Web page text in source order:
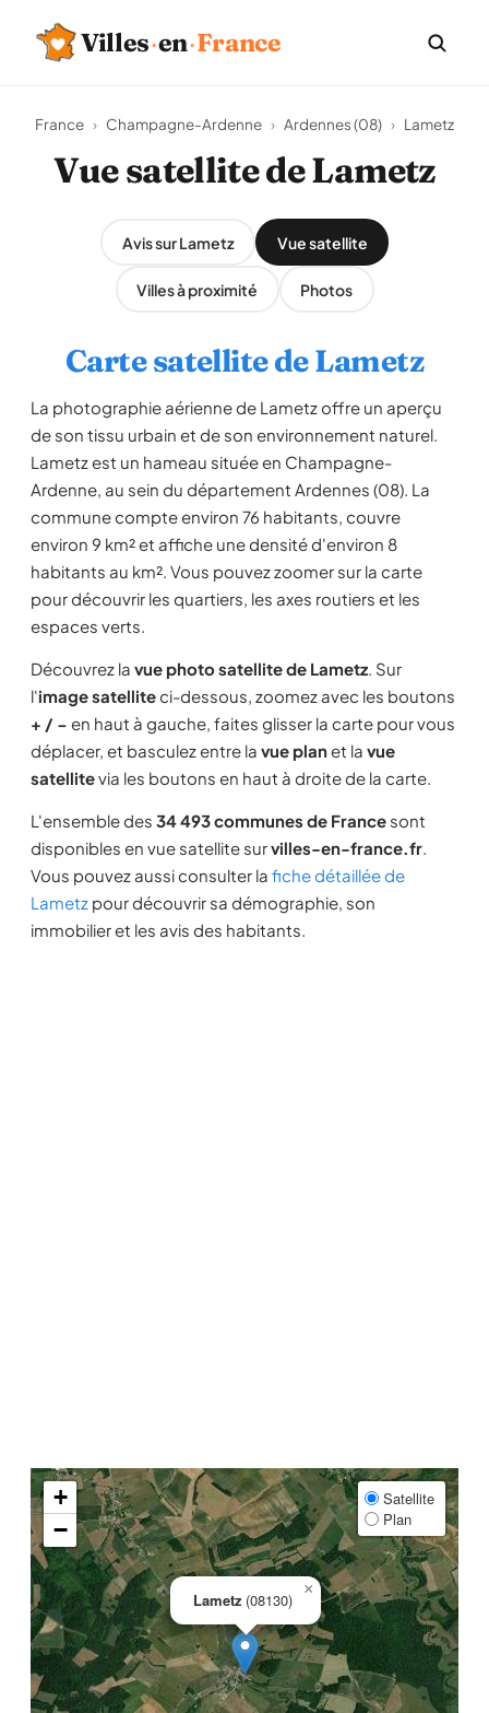
Villes·en·France
France › Champagne-Ardenne › Ardennes (08) › Lametz
Vue satellite de Lametz
Avis sur Lametz Vue satellite
Villes à proximité Photos
Carte satellite de Lametz
La photographie aérienne de Lametz offre un aperçu
de son tissu urbain et de son environnement naturel.
Lametz est un hameau située en Champagne-
Ardenne, au sein du département Ardennes (08). La
commune compte environ 76 habitants, couvre
environ 9 km² et affiche une densité d'environ 8
habitants au km². Vous pouvez zoomer sur la carte
pour découvrir les quartiers, les axes routiers et les
espaces verts.
Découvrez la vue photo satellite de Lametz. Sur
l'image satelliteci-dessous, zoomez avec les boutons
+ / − en haut à gauche, faites glisser la carte pour vous
déplacer, et basculez entre la vue planet la vue
satellitevia les boutons en haut à droite de la carte.
L'ensemble des 34 493 communes de France sont
disponibles en vue satellite survilles-en-france.fr.
Vous pouvez aussi consulter la fiche détaillée de
Lametz pour découvrir sa démographie, son
immobilier et les avis des habitants.
Lametz (08130)
×
+
−
Satellite
Plan